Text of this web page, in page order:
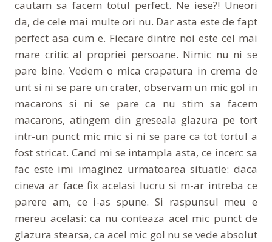
cautam sa facem totul perfect. Ne iese?! Uneori
da, de cele mai multe ori nu. Dar asta este de fapt
perfect asa cum e. Fiecare dintre noi este cel mai
mare critic al propriei persoane. Nimic nu ni se
pare bine. Vedem o mica crapatura in crema de
unt si ni se pare un crater, observam un mic gol in
macarons si ni se pare ca nu stim sa facem
macarons, atingem din greseala glazura pe tort
intr-un punct mic mic si ni se pare ca tot tortul a
fost stricat. Cand mi se intampla asta, ce incerc sa
fac este imi imaginez urmatoarea situatie: daca
cineva ar face fix acelasi lucru si m-ar intreba ce
parere am, ce i-as spune. Si raspunsul meu e
mereu acelasi: ca nu conteaza acel mic punct de
glazura stearsa, ca acel mic gol nu se vede absolut